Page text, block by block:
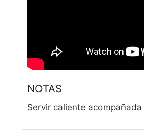
NOTAS
Servir caliente